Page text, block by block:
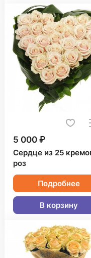
5 000 ₽
Сердце из 25
роз
Подробнее
В корзину